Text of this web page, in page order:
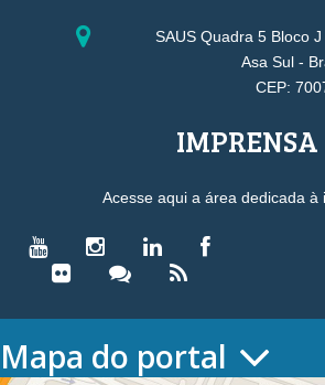
SAUS Quadra 5 Bloco
Asa Sul -
CEP:
IMPRENSA
Acesse aqui a área dedicada à
Mapa do portal